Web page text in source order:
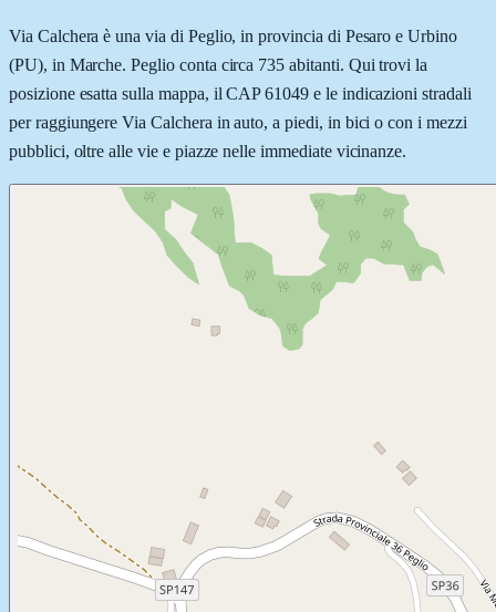
Via Calchera è una via di Peglio, in provincia di Pesaro e Urbino
(PU), in Marche. Peglio conta circa 735 abitanti. Qui trovi la
posizione esatta sulla mappa, il CAP 61049 e le indicazioni stradali
per raggiungere Via Calchera in auto, a piedi, in bici o con i mezzi
pubblici, oltre alle vie e piazze nelle immediate vicinanze.